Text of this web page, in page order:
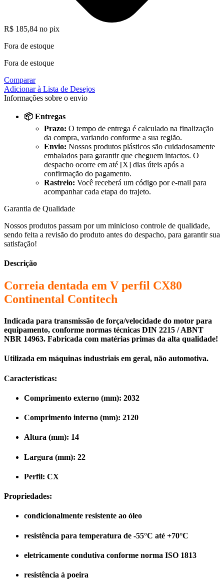
R$ 185,84 no pix
Fora de estoque
Fora de estoque
Comparar
Adicionar à Lista de Desejos
Informações sobre o envio
📦 Entregas
Prazo: O tempo de entrega é calculado na finalização
da compra, variando conforme a sua região.
Envio: Nossos produtos plásticos são cuidadosamente
embalados para garantir que cheguem intactos. O
despacho ocorre em até [X] dias úteis após a
confirmação do pagamento.
Rastreio: Você receberá um código por e-mail para
acompanhar cada etapa do trajeto.
Garantia de Qualidade
Nossos produtos passam por um minicioso controle de qualidade,
sendo feita a revisão do produto antes do despacho, para garantir sua
satisfação!
Descrição
Correia dentada em V perfil CX80
Continental Contitech
Indicada para transmissão de força/velocidade do motor para
equipamento, conforme normas técnicas DIN 2215 / ABNT
NBR 14963. Fabricada com matérias primas da alta qualidade!
Utilizada em máquinas industriais em geral, não automotiva.
Características:
Comprimento externo (mm): 2032
Comprimento interno (mm): 2120
Altura (mm): 14
Largura (mm): 22
Perfil: CX
Propriedades:
condicionalmente resistente ao óleo
resistência para temperatura de -55°C até +70°C
eletricamente condutiva conforme norma ISO 1813
resistência à poeira